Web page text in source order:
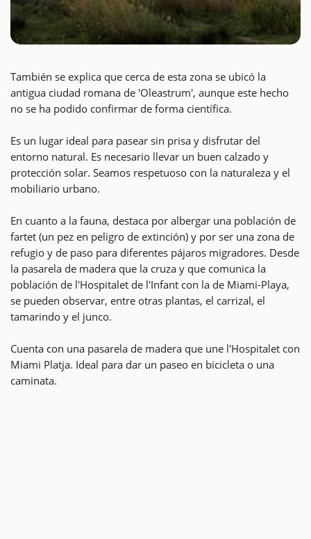
También se explica que cerca de esta zona se ubicó la
antigua ciudad romana de 'Oleastrum', aunque este hecho
no se ha podido confirmar de forma científica.
Es un lugar ideal para pasear sin prisa y disfrutar del
entorno natural. Es necesario llevar un buen calzado y
protección solar. Seamos respetuoso con la naturaleza y el
mobiliario urbano.
En cuanto a la fauna, destaca por albergar una población de
fartet (un pez en peligro de extinción) y por ser una zona de
refugio y de paso para diferentes pájaros migradores. Desde
la pasarela de madera que la cruza y que comunica la
población de l'Hospitalet de l'Infant con la de Miami-Playa,
se pueden observar, entre otras plantas, el carrizal, el
tamarindo y el junco.
Cuenta con una pasarela de madera que une l'Hospitalet con
Miami Platja. Ideal para dar un paseo en bicicleta o una
caminata.